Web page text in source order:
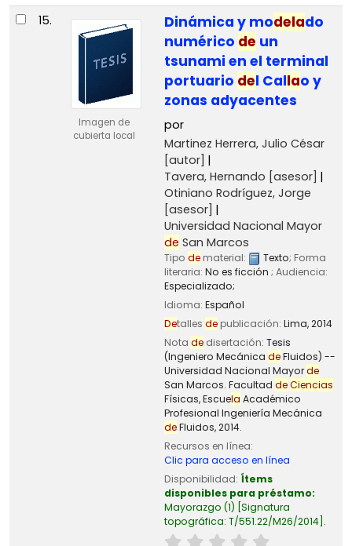
15.
Imagen de
cubierta local
Dinámica y modelado
numérico de un
tsunami en el terminal
portuario del Callao y
zonas adyacentes
por
Martinez Herrera, Julio César
[autor]
Tavera, Hernando [asesor]
Otiniano Rodríguez, Jorge
[asesor]
Universidad Nacional Mayor
de San Marcos
Tipo dematerial: Texto; Forma
literaria: No es ficción ; Audiencia:
Especializado;
Idioma: Español
Detalles depublicación: Lima,2014
Nota dedisertación: Tesis
(Ingeniero Mecánica deFluidos) --
Universidad Nacional Mayorde
San Marcos. Facultad deCiencias
Físicas, Escuela Académico
Profesional Ingeniería Mecánica
deFluidos, 2014.
Recursos en línea:
Clic para acceso en línea
Disponibilidad: Ítems
disponibles para préstamo:
Mayorazgo (1) Signatura
topográfica: T/551.22/M26/2014 .